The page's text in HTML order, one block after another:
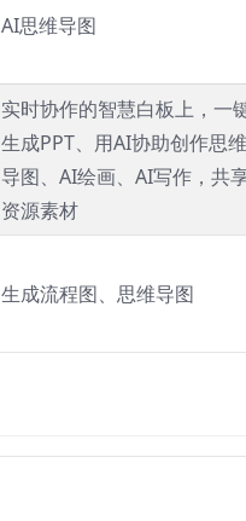
AI思维导图
实时协作的智慧白板上，一
生成PPT、用AI协助创作思维
导图、AI绘画、AI写作，共
资源素材
生成流程图、思维导图